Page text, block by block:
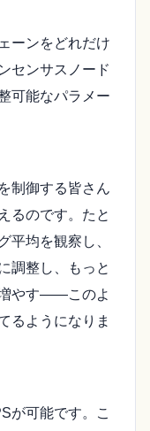
ーンをどれだけ
センサスノード
可能なパラメー
制御する皆さん
るのです。たと
平均を観察し、
調整し、もっと
やす――このよ
るようになりま
が可能です。こ